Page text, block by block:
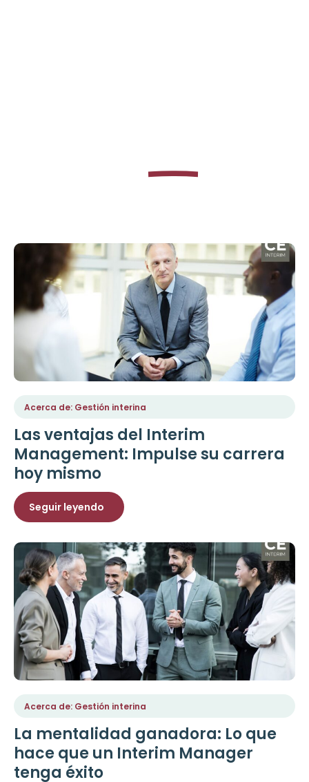
Director interino
Acerca de: Gestión interina
Las ventajas del Interim
Management: Impulse su carrera
hoy mismo
Seguir leyendo
Acerca de: Gestión interina
La mentalidad ganadora: Lo que
hace que un Interim Manager
tenga éxito